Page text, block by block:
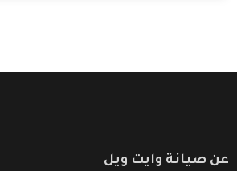
عن صيانة وايت ويل